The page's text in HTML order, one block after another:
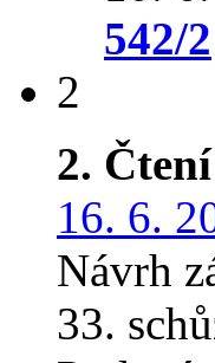
542/2
2
2. Čtení
16. 6.
Návrh
33.